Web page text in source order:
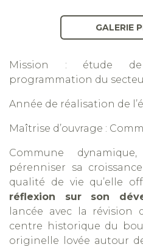
GALERIE
Mission : étude
programmation du
Année de réalisation de
Maîtrise d’ouvrage :
Commune
pérenniser sa
qualité de vie qu’elle
réflexion sur son
lancée avec la révision
centre historique du
originelle lovée autour